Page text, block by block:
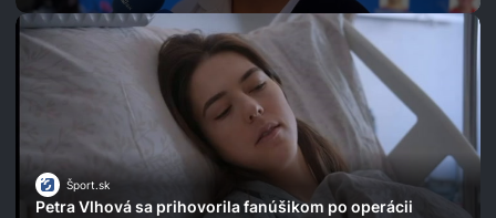
Šport.sk
Petra Vlhová sa prihovorila fanúšikom po operácii